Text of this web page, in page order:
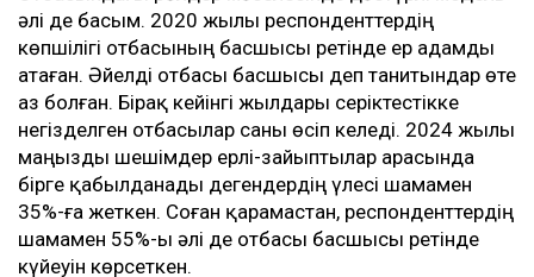
әлі де басым. 2020 жылы респонденттердің
көпшілігі отбасының басшысы ретінде ер адамды
атаған. Әйелді отбасы басшысы деп танитындар өте
аз болған. Бірақ кейінгі жылдары серіктестікке
негізделген отбасылар саны өсіп келеді. 2024 жылы
маңызды шешімдер ерлі-зайыптылар арасында
бірге қабылданады дегендердің үлесі шамамен
35%-ға жеткен. Соған қарамастан, респонденттердің
шамамен 55%-ы әлі де отбасы басшысы ретінде
күйеуін көрсеткен.